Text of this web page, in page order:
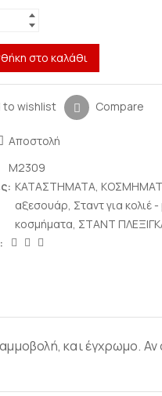
στο καλάθι
to wishlist Compare
Αποστολή
M2309
ΚΑΤΑΣΤΗΜΑΤΑ,
αξεσουάρ, Σταντ για κολιέ
κοσμήματα, ΣΤΑΝΤ
και έγχρωμο.